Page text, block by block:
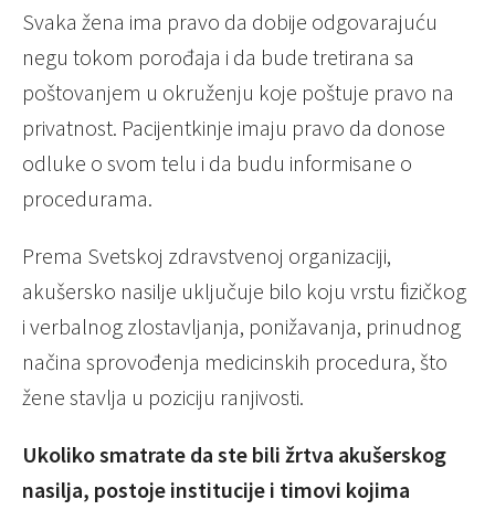
Svaka žena ima pravo da dobije odgovarajuću
negu tokom porođaja i da bude tretirana sa
poštovanjem u okruženju koje poštuje pravo na
privatnost. Pacijentkinje imaju pravo da donose
odluke o svom telu i da budu informisane o
procedurama.
Prema Svetskoj zdravstvenoj organizaciji,
akušersko nasilje uključuje bilo koju vrstu fizičkog
i verbalnog zlostavljanja, ponižavanja, prinudnog
načina sprovođenja medicinskih procedura, što
žene stavlja u poziciju ranjivosti.
Ukoliko smatrate da ste bili žrtva akušerskog
nasilja, postoje institucije i timovi kojima